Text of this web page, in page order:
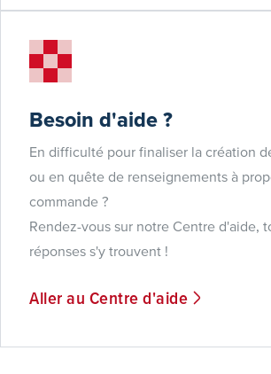
Besoin d'aide ?
En difficulté pour finaliser la création
ou en quête de renseignements à
commande ?
Rendez-vous sur notre Centre d'aide,
réponses s'y trouvent !
Aller au Centre d'aide